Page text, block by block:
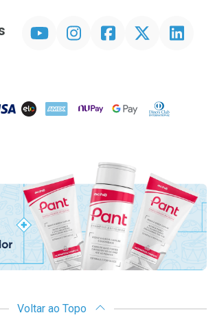
InstagramFacebookTwitter Linkedin
ELO AMEX NuPay Google PayDiners Club
Voltar ao Topo